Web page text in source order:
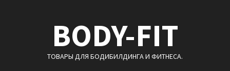
BODY-FIT
ТОВАРЫ ДЛЯ БОДИБИЛДИНГА И ФИТНЕСА.